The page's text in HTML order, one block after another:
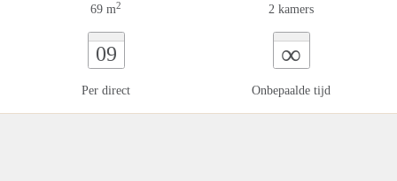
69 m2 2 kamers
09
Per direct
∞
Onbepaalde tijd